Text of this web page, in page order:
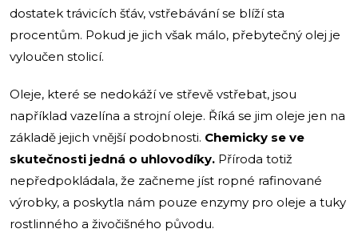
dostatek trávicích šťáv, vstřebávání se blíží sta
procentům. Pokud je jich však málo, přebytečný olej je
vyloučen stolicí.
Oleje, které se nedokáží ve střevě vstřebat, jsou
například vazelína a strojní oleje. Říká se jim oleje jen na
základě jejich vnější podobnosti. Chemicky se ve
skutečnosti jedná o uhlovodíky. Příroda totiž
nepředpokládala, že začneme jíst ropné rafinované
výrobky, a poskytla nám pouze enzymy pro oleje a tuky
rostlinného a živočišného původu.